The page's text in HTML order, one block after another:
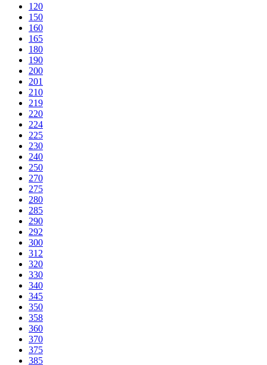
120
150
160
165
180
190
200
201
210
219
220
224
225
230
240
250
270
275
280
285
290
292
300
312
320
330
340
345
350
358
360
370
375
385